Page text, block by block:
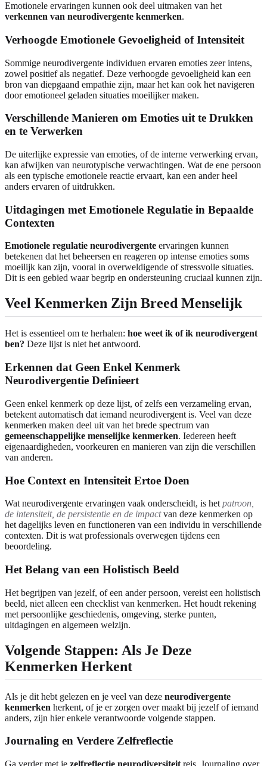
Emotionele ervaringen kunnen ook deel uitmaken van het
verkennen van neurodivergente kenmerken.
Verhoogde Emotionele Gevoeligheid of Intensiteit
Sommige neurodivergente individuen ervaren emoties zeer intens,
zowel positief als negatief. Deze verhoogde gevoeligheid kan een
bron van diepgaand empathie zijn, maar het kan ook het navigeren
door emotioneel geladen situaties moeilijker maken.
Verschillende Manieren om Emoties uit te Drukken
en te Verwerken
De uiterlijke expressie van emoties, of de interne verwerking ervan,
kan afwijken van neurotypische verwachtingen. Wat de ene persoon
als een typische emotionele reactie ervaart, kan een ander heel
anders ervaren of uitdrukken.
Uitdagingen met Emotionele Regulatie in Bepaalde
Contexten
Emotionele regulatie neurodivergente ervaringen kunnen
betekenen dat het beheersen en reageren op intense emoties soms
moeilijk kan zijn, vooral in overweldigende of stressvolle situaties.
Dit is een gebied waar begrip en ondersteuning cruciaal kunnen zijn.
Veel Kenmerken Zijn Breed Menselijk
Het is essentieel om te herhalen: hoe weet ik of ik neurodivergent
ben? Deze lijst is niet het antwoord.
Erkennen dat Geen Enkel Kenmerk
Neurodivergentie Definieert
Geen enkel kenmerk op deze lijst, of zelfs een verzameling ervan,
betekent automatisch dat iemand neurodivergent is. Veel van deze
kenmerken maken deel uit van het brede spectrum van
gemeenschappelijke menselijke kenmerken. Iedereen heeft
eigenaardigheden, voorkeuren en manieren van zijn die verschillen
van anderen.
Hoe Context en Intensiteit Ertoe Doen
Wat neurodivergente ervaringen vaak onderscheidt, is het patroon,
de intensiteit, de persistentie en de impactvan deze kenmerken op
het dagelijks leven en functioneren van een individu in verschillende
contexten. Dit is wat professionals overwegen tijdens een
beoordeling.
Het Belang van een Holistisch Beeld
Het begrijpen van jezelf, of een ander persoon, vereist een holistisch
beeld, niet alleen een checklist van kenmerken. Het houdt rekening
met persoonlijke geschiedenis, omgeving, sterke punten,
uitdagingen en algemeen welzijn.
Volgende Stappen: Als Je Deze
Kenmerken Herkent
Als je dit hebt gelezen en je veel van deze neurodivergente
kenmerken herkent, of je er zorgen over maakt bij jezelf of iemand
anders, zijn hier enkele verantwoorde volgende stappen.
Journaling en Verdere Zelfreflectie